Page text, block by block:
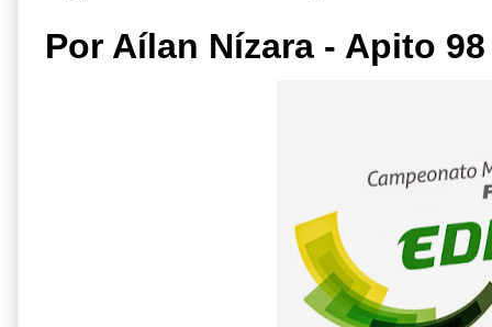
Por Aílan Nízara - Apito 98